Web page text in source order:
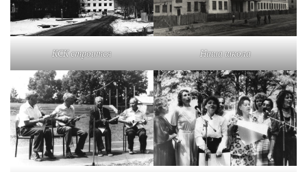
КСК строится Наша школа